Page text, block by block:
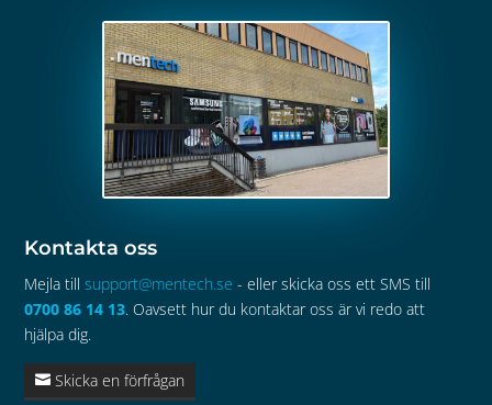
Kontakta oss
Mejla till support@mentech.se - eller skicka oss ett SMS till
0700 86 14 13. Oavsett hur du kontaktar oss är vi redo att
hjälpa dig.
Skicka en förfrågan